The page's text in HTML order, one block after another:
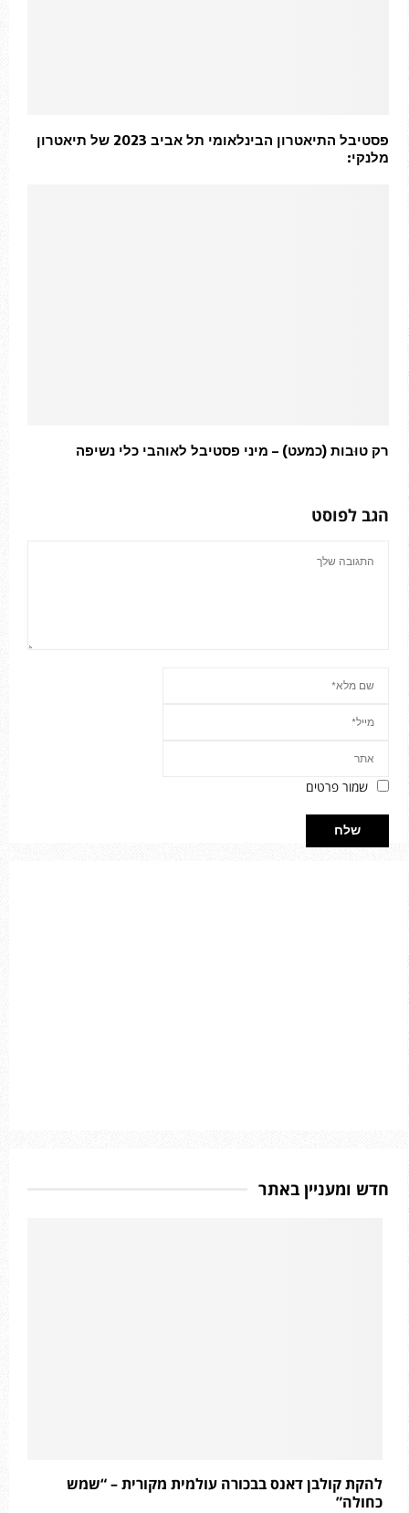
פסטיבל התיאטרון הבינלאומי תל אביב 2023 של תיאטרון
מלנקי:
רק טוּבות (כמעט) – מיני פסטיבל לאוהבי כלי נשיפה
הגב לפוסט
שמור פרטים
חדש ומעניין באתר
להקת קולבן דאנס בבכורה עולמית מקורית – “שמש
כחולה”